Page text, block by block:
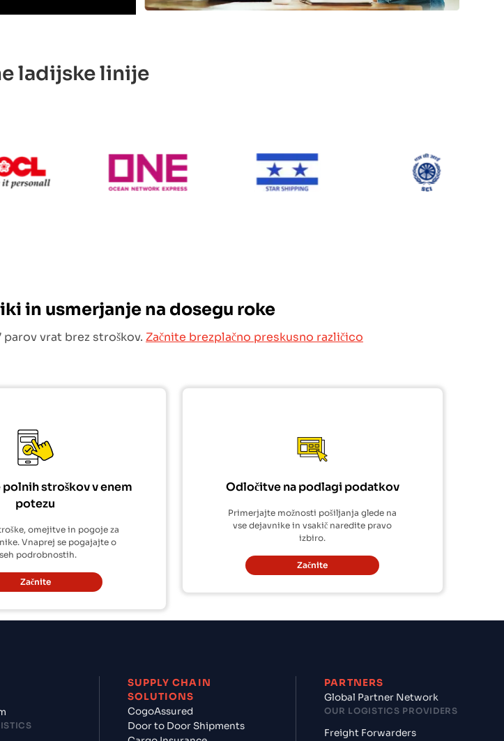
ladijske linije
in usmerjanje na dosegu roke
vrat brez stroškov. Začnite brezplačno preskusno različico
stroškov v enem
potezu
omejitve in pogoje za
Vnaprej se pogajajte o
podrobnostih.
Začnite
Odločitve na podlagi podatkov
Primerjajte možnosti pošiljanja glede na
vse dejavnike in vsakič naredite pravo
izbiro.
Začnite
SUPPLY CHAIN
SOLUTIONS
CogoAssured
Door to Door Shipments
PARTNERS
Global Partner Network
OUR LOGISTICS PROVIDERS
Freight Forwarders